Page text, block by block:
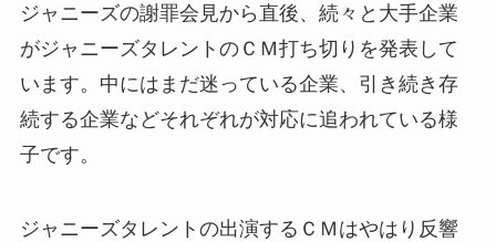
ジャニーズの謝罪会見から直後、続々と大手企業
がジャニーズタレントのＣＭ打ち切りを発表して
います。中にはまだ迷っている企業、引き続き存
続する企業などそれぞれが対応に追われている様
子です。
ジャニーズタレントの出演するＣＭはやはり反響